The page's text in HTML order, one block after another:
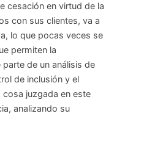
cesación en virtud de la
con sus clientes, va a
lo que pocas veces se
permiten la
de un análisis de
de inclusión y el
juzgada en este
analizando su